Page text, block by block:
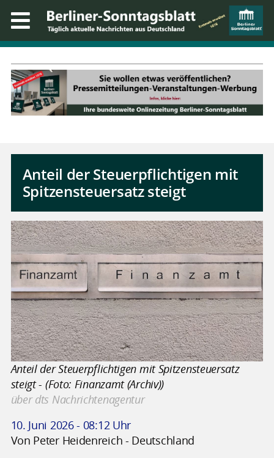
Anteil der Steuerpflichtigen mit
Spitzensteuersatz steigt
Anteil der Steuerpflichtigen mit Spitzensteuersatz
steigt - (Foto: Finanzamt (Archiv))
über dts Nachrichtenagentur
10. Juni 2026 - 08:12 Uhr
Von Peter Heidenreich - Deutschland